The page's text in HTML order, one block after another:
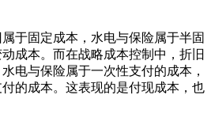
于固定成本，水电与保险属于半固
成本。而在战略成本控制中，折旧
电与保险属于一次性支付的成本，
的成本。这表现的是付现成本，也